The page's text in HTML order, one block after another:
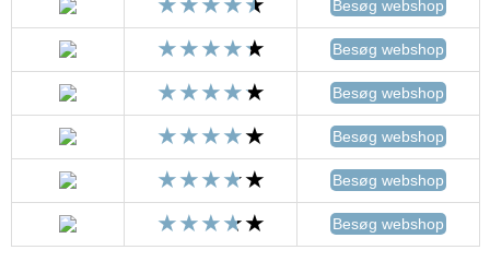
Besøg webshop
Besøg webshop
Besøg webshop
Besøg webshop
Besøg webshop
Besøg webshop